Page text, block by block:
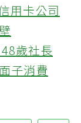
用卡公司
歲社長
子消費